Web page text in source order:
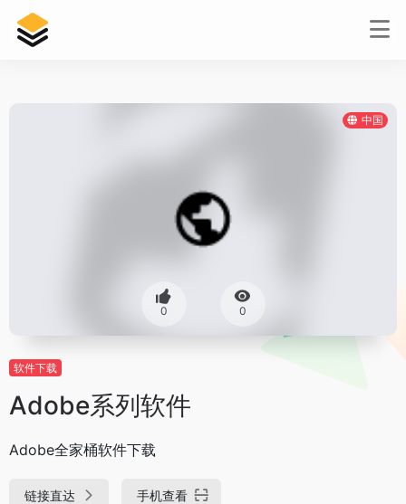
中国
0 0
软件下载
Adobe系列软件
Adobe全家桶软件下载
链接直达 手机查看